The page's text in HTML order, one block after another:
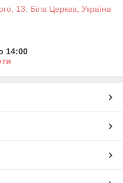
13, Біла Церква, Україна
14:00